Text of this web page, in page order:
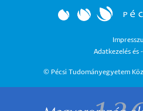
Adatkezelés és
© Pécsi Tudományegyetem